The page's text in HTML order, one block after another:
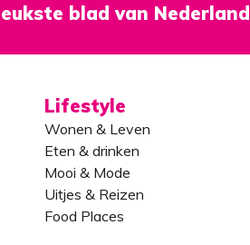
blad van Nederland
Lifestyle
Wonen & Leven
Eten & drinken
Mooi & Mode
Uitjes & Reizen
Food Places